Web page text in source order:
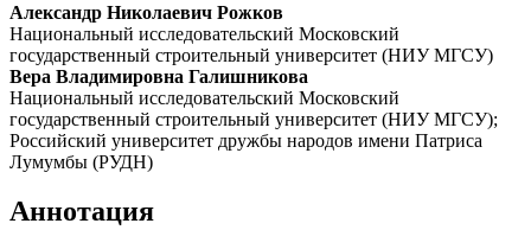
Александр Николаевич Рожков
Национальный исследовательский Московский
государственный строительный университет (НИУ МГСУ)
Вера Владимировна Галишникова
Национальный исследовательский Московский
государственный строительный университет (НИУ МГСУ);
Российский университет дружбы народов имени Патриса
Лумумбы (РУДН)
Аннотация